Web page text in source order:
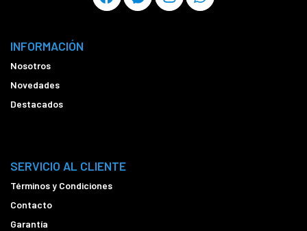
INFORMACIÓN
Nosotros
Novedades
Destacados
SERVICIO AL CLIENTE
Términos y Condiciones
Contacto
Garantía